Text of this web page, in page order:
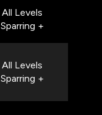
All Levels
Sparring +
All Levels
Sparring +